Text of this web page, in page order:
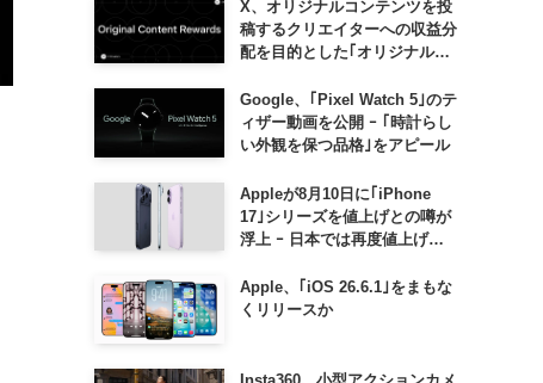
X、オリジナルコンテンツを投
稿するクリエイターへの収益分
配を目的とした｢オリジナルコ
入へ ｰ 従来の｢収益分配｣は廃
止
Google、｢Pixel Watch 5｣のテ
ィザー動画を公開 ｰ ｢時計らし
い外観を保つ品格｣をアピール
Appleが8月10日に｢iPhone
17｣シリーズを値上げとの噂が
浮上 ｰ 日本では再度値上げの
Apple、｢iOS 26.6.1｣をまもな
くリリースか